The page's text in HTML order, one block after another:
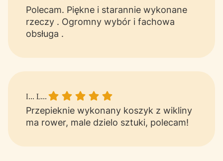
Polecam. Piękne i starannie wykonane
rzeczy . Ogromny wybór i fachowa
obsługa .
I... L...
I... L... gave a rating of: 5
Przepieknie wykonany koszyk z wikliny
ma rower, male dzielo sztuki, polecam!